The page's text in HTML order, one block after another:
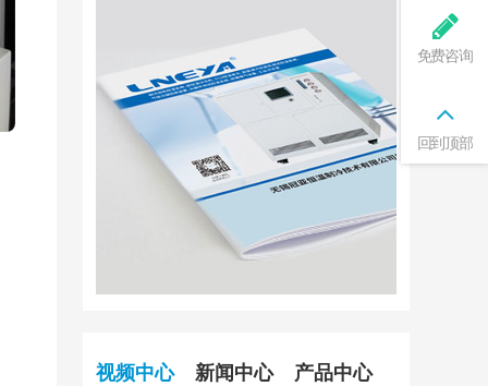
视频中心 新闻中心 产品中心
免费咨询
回到顶部